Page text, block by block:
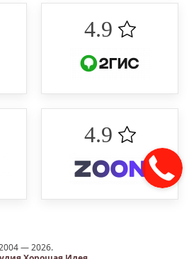
4.9 ‌
4.9 ‌
—2026.